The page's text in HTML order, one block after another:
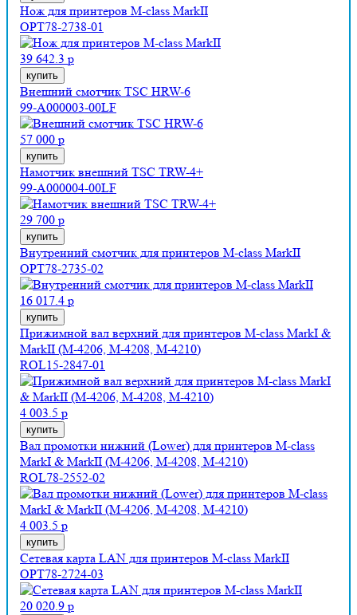
Нож для принтеров M-class MarkII
OPT78-2738-01
39 642.3 р
купить
Внешний смотчик TSC HRW-6
99-A000003-00LF
57 000 р
купить
Намотчик внешний TSC TRW-4+
99-A000004-00LF
29 700 р
купить
Внутренний смотчик для принтеров M-class MarkII
OPT78-2735-02
16 017.4 р
купить
Прижимной вал верхний для принтеров M-class MarkI &
MarkII (M-4206, M-4208, M-4210)
ROL15-2847-01
4 003.5 р
купить
Вал промотки нижний (Lower) для принтеров M-class
MarkI & MarkII (M-4206, M-4208, M-4210)
ROL78-2552-02
4 003.5 р
купить
Сетевая карта LAN для принтеров M-class MarkII
OPT78-2724-03
20 020.9 р